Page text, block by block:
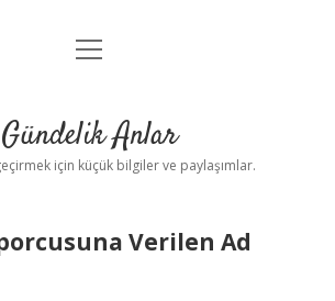
Anasayfa
Yasal Uyarı
menüyü
Gündelik Anlar
için küçük bilgiler ve paylaşımlar.
Verilen Ad